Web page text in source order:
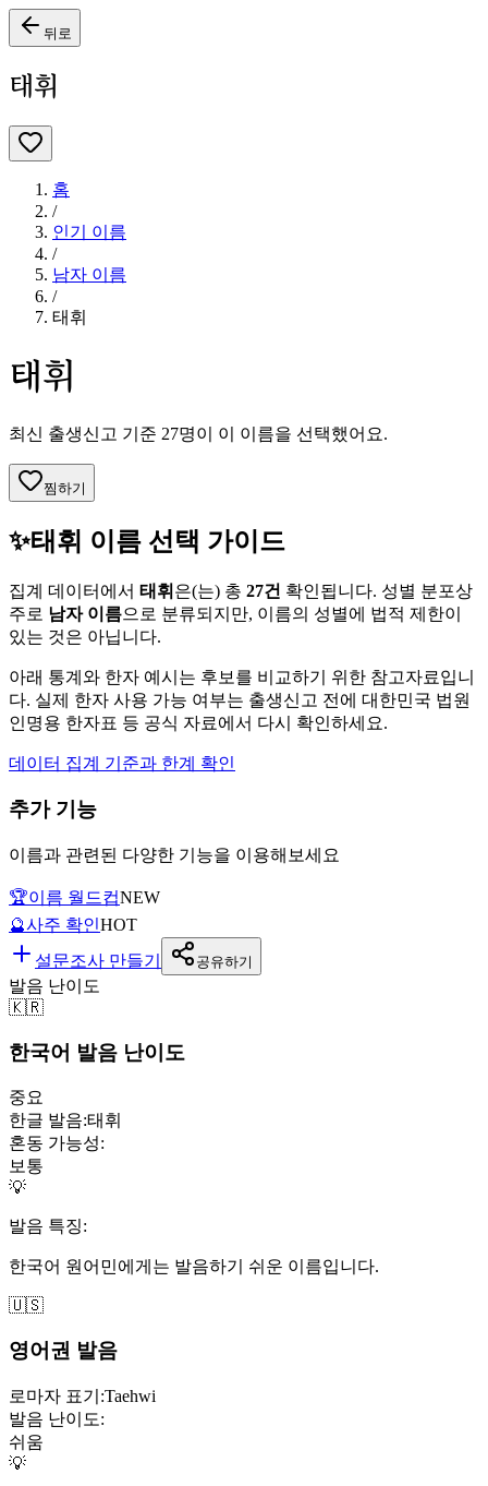
뒤로
태휘
홈
/
인기 이름
/
남자 이름
/
태휘
태휘
최신 출생신고 기준 27명이 이 이름을 선택했어요.
찜하기
✨태휘 이름 선택 가이드
집계 데이터에서 태휘 은(는) 총 27건 확인됩니다. 성별 분포상
주로 남자이름으로 분류되지만, 이름의 성별에 법적 제한이
있는 것은 아닙니다.
아래 통계와 한자 예시는 후보를 비교하기 위한 참고자료입니
다. 실제 한자 사용 가능 여부는 출생신고 전에 대한민국 법원
인명용 한자표 등 공식 자료에서 다시 확인하세요.
데이터 집계 기준과 한계 확인
추가 기능
이름과 관련된 다양한 기능을 이용해보세요
🏆이름 월드컵NEW
🔮사주 확인HOT
설문조사 만들기
공유하기
발음 난이도
🇰🇷
한국어 발음 난이도
중요
한글 발음:태휘
혼동 가능성:
보통
💡
발음 특징:
한국어 원어민에게는 발음하기 쉬운 이름입니다.
🇺🇸
영어권 발음
로마자 표기:Taehwi
발음 난이도:
쉬움
💡